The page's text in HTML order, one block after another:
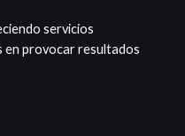
servicios
en provocar resultados